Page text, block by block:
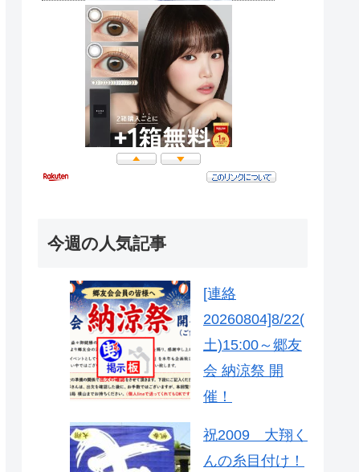
今週の人気記事
[連絡
20260804]8/22(
土)15:00～郷友
会 納涼祭 開
催！
祝2009 大翔く
んの糸目付け！